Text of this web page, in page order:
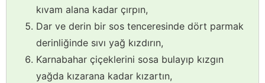
kıvam alana kadar çırpın,
Dar ve derin bir sos tenceresinde dört parmak
derinliğinde sıvı yağ kızdırın,
Karnabahar çiçeklerini sosa bulayıp kızgın
yağda kızarana kadar kızartın,